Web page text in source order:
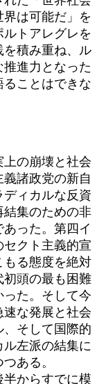
は可能だ」を
トアレグレを
積み重ね、ル
進力となった
ことはできな
の崩壊と社会
諸政党の新自
ィカルな反資
集のための非
った。第四イ
クト主義的宣
る態度を絶対
初頭の最も困難
た。そして今
速な発展と社会
そして国際的
左派の結集に
ある。
からすでに模